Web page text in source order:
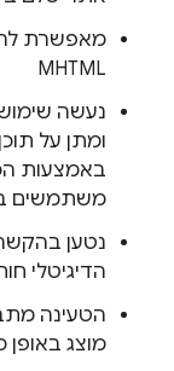
MHTML
נעשה
ומתן על
באמצעות
משתמשים
נטען
הדיגיטלי
הטעינה
מוצג באופן